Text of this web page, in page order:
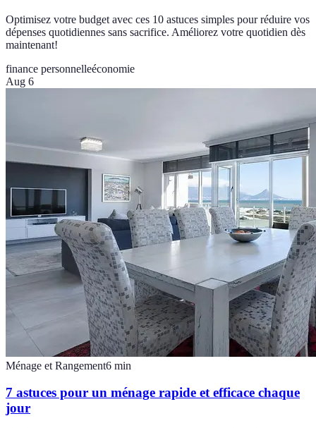
Optimisez votre budget avec ces 10 astuces simples pour réduire vos
dépenses quotidiennes sans sacrifice. Améliorez votre quotidien dès
maintenant!
finance personnelleéconomie
Aug 6
Ménage et Rangement6 min
7 astuces pour un ménage rapide et efficace chaque
jour